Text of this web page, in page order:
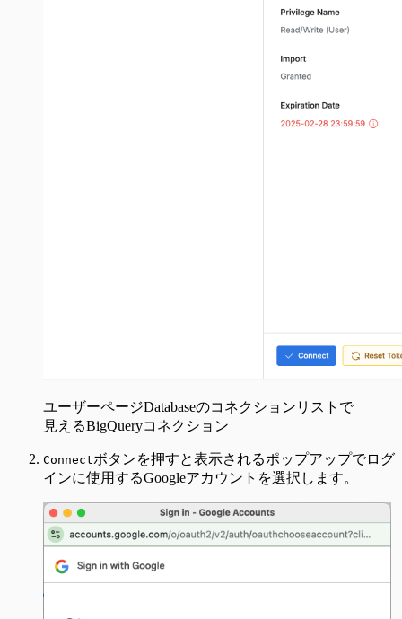
ユーザーページDatabaseのコネクションリストで
見えるBigQueryコネクション
Connectボタンを押すと表示されるポップアップでログ
インに使用するGoogleアカウントを選択します。